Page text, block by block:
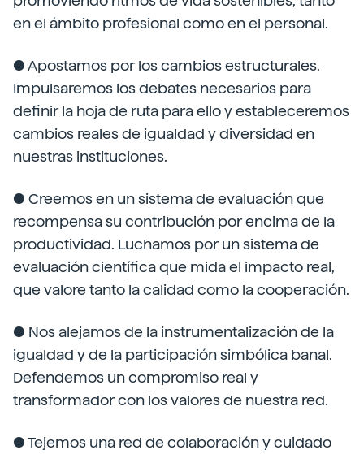
en el ámbito profesional como en el personal.
● Apostamos por los cambios estructurales.
Impulsaremos los debates necesarios para
definir la hoja de ruta para ello y estableceremos
cambios reales de igualdad y diversidad en
nuestras instituciones.
● Creemos en un sistema de evaluación que
recompensa su contribución por encima de la
productividad. Luchamos por un sistema de
evaluación científica que mida el impacto real,
que valore tanto la calidad como la cooperación.
● Nos alejamos de la instrumentalización de la
igualdad y de la participación simbólica banal.
Defendemos un compromiso real y
transformador con los valores de nuestra red.
● Tejemos una red de colaboración y cuidado